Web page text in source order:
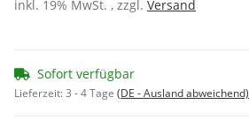
inkl. 19% MwSt. , zzgl. Versand
Sofort verfügbar
Lieferzeit:3 - 4 Tage (DE - Ausland abweichend)